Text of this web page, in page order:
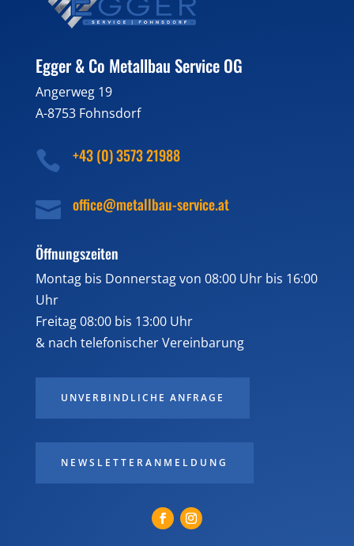
Egger & Co Metallbau Service OG
Angerweg 19
A-8753 Fohnsdorf
 +43 (0) 3573 21988
 office@metallbau-service.at
Öffnungszeiten
Montag bis Donnerstag von 08:00 Uhr bis 16:00
Uhr
Freitag 08:00 bis 13:00 Uhr
& nach telefonischer Vereinbarung
UNVERBINDLICHE ANFRAGE
NEWSLETTERANMELDUNG